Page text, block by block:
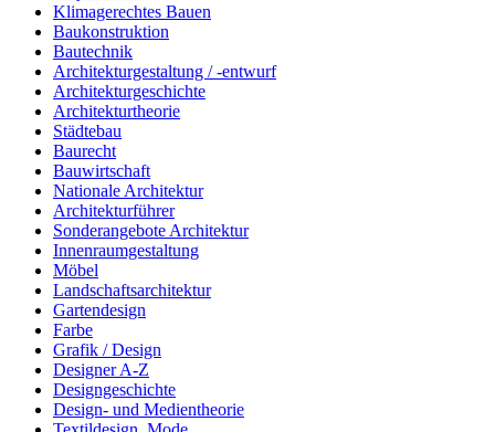
Klimagerechtes Bauen
Baukonstruktion
Bautechnik
Architekturgestaltung / -entwurf
Architekturgeschichte
Architekturtheorie
Städtebau
Baurecht
Bauwirtschaft
Nationale Architektur
Architekturführer
Sonderangebote Architektur
Innenraumgestaltung
Möbel
Landschaftsarchitektur
Gartendesign
Farbe
Grafik / Design
Designer A-Z
Designgeschichte
Design- und Medientheorie